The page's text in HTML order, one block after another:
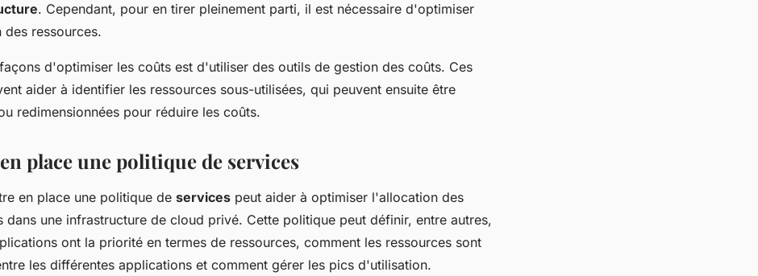
. Cependant, pour en tirer pleinement parti, il est nécessaire d'optimiser
des ressources.
d'optimiser les coûts est d'utiliser des outils de gestion des coûts. Ces
aider à identifier les ressources sous-utilisées, qui peuvent ensuite être
redimensionnées pour réduire les coûts.
place une politique de services
en place une politique de services peut aider à optimiser l'allocation des
dans une infrastructure de cloud privé. Cette politique peut définir, entre autres,
ont la priorité en termes de ressources, comment les ressources sont
les différentes applications et comment gérer les pics d'utilisation.